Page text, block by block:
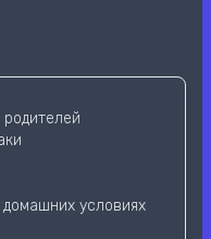
условиях